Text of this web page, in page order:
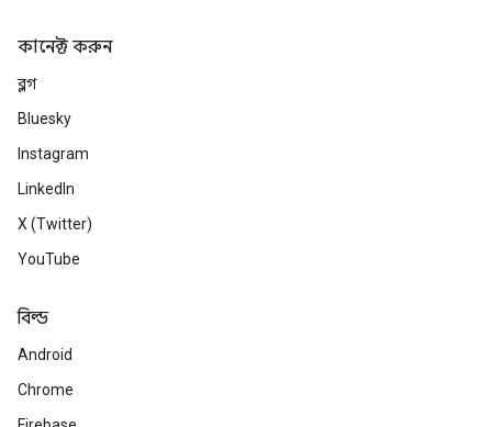
কানেক্ট করুন
ব্লগ
Bluesky
Instagram
LinkedIn
X (Twitter)
YouTube
বিল্ড
Android
Chrome